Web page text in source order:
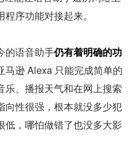
序功能对接起来。
的语音助手仍有着明确的功
马逊 Alexa 只能完成简单的
乐、播报天气和在网上搜索
向性很强，根本就没多少犯
低，哪怕做错了也没多大影